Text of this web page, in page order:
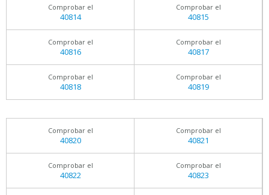
Comprobar el
40814
Comprobar el
40815
Comprobar el
40816
Comprobar el
40817
Comprobar el
40818
Comprobar el
40819
Comprobar el
40820
Comprobar el
40821
Comprobar el
40822
Comprobar el
40823